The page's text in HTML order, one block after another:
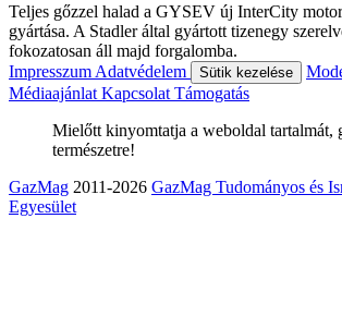
Teljes gőzzel halad a GYSEV új InterCity
gyártása. A Stadler által gyártott tizenegy
fokozatosan áll majd forgalomba.
Impresszum Adatvédelem Sütik kezelése
Médiaajánlat Kapcsolat Támogatás
Mielőtt kinyomtatja a weboldal tartalmát,
természetre!
GazMag 2011-2026 GazMag Tudományos és
Egyesület